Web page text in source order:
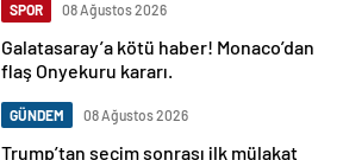
SPOR 08 Ağustos 2026
Galatasaray’a kötü haber! Monaco’dan
flaş Onyekuru kararı.
GÜNDEM 08 Ağustos 2026
Trump’tan seçim sonrası ilk mülakat